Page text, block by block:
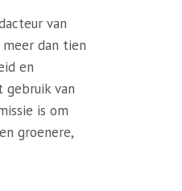
van
dan tien
en
gebruik van
is om
groenere,